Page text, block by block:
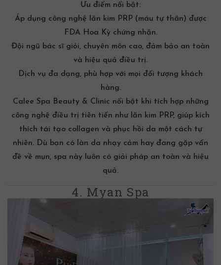
Ưu điểm nổi bật:
Áp dụng công nghệ lăn kim PRP (máu tự thân) được
FDA Hoa Kỳ chứng nhận.
Đội ngũ bác sĩ giỏi, chuyên môn cao, đảm bảo an toàn
và hiệu quả điều trị.
Dịch vụ đa dạng, phù hợp với mọi đối tượng khách
hàng.
Calee Spa Beauty & Clinic nổi bật khi tích hợp những
công nghệ điều trị tiên tiến như lăn kim PRP, giúp kích
thích tái tạo collagen và phục hồi da một cách tự
nhiên. Dù bạn có làn da nhạy cảm hay đang gặp vấn
đề về mụn, spa này luôn có giải pháp an toàn và hiệu
quả.
4. Myan Spa